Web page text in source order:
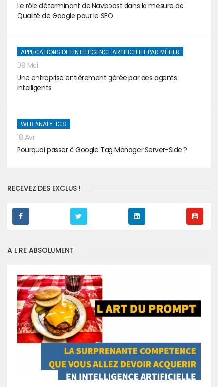
Le rôle déterminant de Navboost dans la mesure de
Qualité de Google pour le SEO
APPLICATIONS DE L'INTELLIGENCE ARTIFICIELLE PAR MÉTIER
09 Mai
Une entreprise entièrement gérée par des agents
intelligents
WEB ANALYTICS
18 Avr
Pourquoi passer à Google Tag Manager Server-Side ?
RECEVEZ DES EXCLUS !
A LIRE ABSOLUMENT